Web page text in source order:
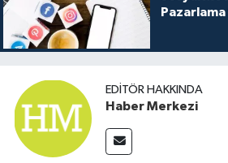
EDITÖR HAKKINDA
Haber Merkezi